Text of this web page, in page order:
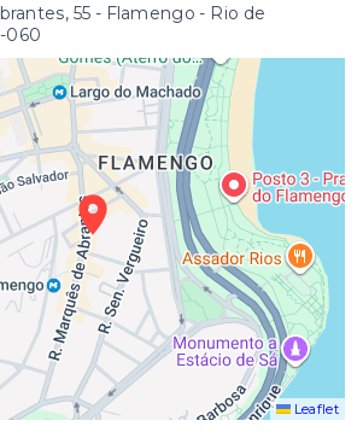
55 - Flamengo - Rio de
060
Leaflet